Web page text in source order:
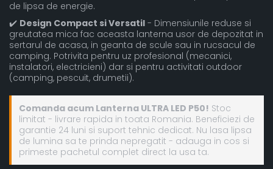
de lipsa de energie.
✔️ Design Compact si Versatil - Dimensiunile reduse si
greutatea mica fac aceasta lanterna usor de depozitat in
sertarul de acasa, in geanta de scule sau in rucsacul de
camping. Potrivita pentru uz profesional (mecanici,
instalatori, electricieni) dar si pentru activitati outdoor
(camping, pescuit, drumetii).
Comanda acum Lanterna ULTRA LED P50! Stoc
limitat - livrare rapida in toata Romania. Beneficiezi de
garantie 24 luni si suport tehnic dedicat. Nu lasa lipsa
de lumina sa te prinda nepregatit - adauga in cos si
primeste pachetul complet direct la usa ta.